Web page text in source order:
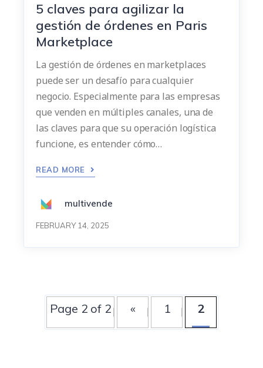
5 claves para agilizar la
gestión de órdenes en Paris
Marketplace
La gestión de órdenes en marketplaces
puede ser un desafío para cualquier
negocio. Especialmente para las empresas
que venden en múltiples canales, una de
las claves para que su operación logística
funcione, es entender cómo…
READ MORE
multivende
FEBRUARY 14, 2025
Page 2 of 2 « 1 2